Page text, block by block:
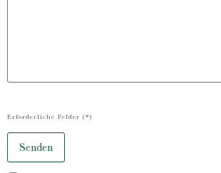
Erforderliche Felder (*)